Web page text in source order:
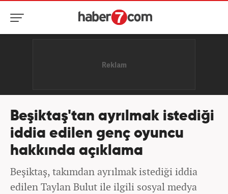
Beşiktaş'tan ayrılmak istediği
iddia edilen genç oyuncu
hakkında açıklama
Beşiktaş, takımdan ayrılmak istediği iddia
edilen Taylan Bulut ile ilgili sosyal medya